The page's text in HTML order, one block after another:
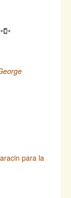
para la